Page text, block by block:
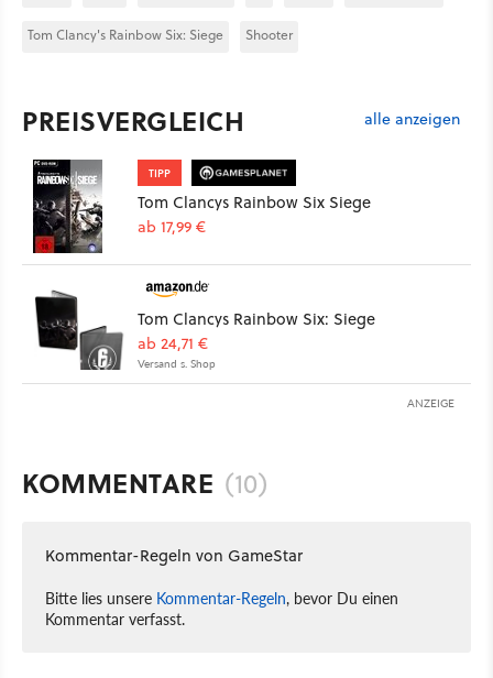
Tom Clancy's Rainbow Six: Siege Shooter
PREISVERGLEICH alle anzeigen
TIPP
Tom Clancys Rainbow Six Siege
ab 17,99 €
Tom Clancys Rainbow Six: Siege
ab 24,71 €
Versand s. Shop
ANZEIGE
KOMMENTARE (10)
Kommentar-Regeln von GameStar
Bitte lies unsere Kommentar-Regeln, bevor Du einen
Kommentar verfasst.